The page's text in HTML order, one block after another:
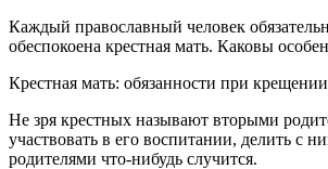
Каждый православный человек
обеспокоена крестная мать. Каковы
Крестная мать: обязанности при крещении
Не зря крестных называют вторыми
участвовать в его воспитании, делить с
родителями что-нибудь случится.